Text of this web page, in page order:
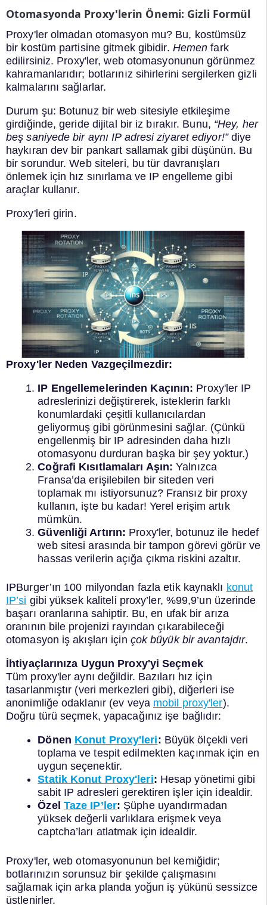
Otomasyonda Proxy'lerin Önemi: Gizli Formül
Proxy'ler olmadan otomasyon mu? Bu, kostümsüz
bir kostüm partisine gitmek gibidir. Hemen fark
edilirsiniz. Proxy'ler, web otomasyonunun görünmez
kahramanlarıdır; botlarınız sihirlerini sergilerken gizli
kalmalarını sağlarlar.
Durum şu: Botunuz bir web sitesiyle etkileşime
girdiğinde, geride dijital bir iz bırakır. Bunu, “Hey, her
beş saniyede bir aynı IP adresi ziyaret ediyor!”diye
haykıran dev bir pankart sallamak gibi düşünün. Bu
bir sorundur. Web siteleri, bu tür davranışları
önlemek için hız sınırlama ve IP engelleme gibi
araçlar kullanır.
Proxy'leri girin.
Proxy'ler Neden Vazgeçilmezdir:
IP Engellemelerinden Kaçının: Proxy'ler IP
adreslerinizi değiştirerek, isteklerin farklı
konumlardaki çeşitli kullanıcılardan
geliyormuş gibi görünmesini sağlar. (Çünkü
engellenmiş bir IP adresinden daha hızlı
otomasyonu durduran başka bir şey yoktur.)
Coğrafi Kısıtlamaları Aşın: Yalnızca
Fransa’da erişilebilen bir siteden veri
toplamak mı istiyorsunuz? Fransız bir proxy
kullanın, işte bu kadar! Yerel erişim artık
mümkün.
Güvenliği Artırın: Proxy'ler, botunuz ile hedef
web sitesi arasında bir tampon görevi görür ve
hassas verilerin açığa çıkma riskini azaltır.
IPBurger’ın 100 milyondan fazla etik kaynaklı konut
IP’si gibi yüksek kaliteli proxy’ler, %99,9’un üzerinde
başarı oranlarına sahiptir. Bu, en ufak bir arıza
oranının bile projenizi rayından çıkarabileceği
otomasyon iş akışları için çok büyük bir avantajdır.
İhtiyaçlarınıza Uygun Proxy'yi Seçmek
Tüm proxy'ler aynı değildir. Bazıları hız için
tasarlanmıştır (veri merkezleri gibi), diğerleri ise
anonimliğe odaklanır (ev veya mobil proxy'ler).
Doğru türü seçmek, yapacağınız işe bağlıdır:
Dönen Konut Proxy'leri: Büyük ölçekli veri
toplama ve tespit edilmekten kaçınmak için en
uygun seçenektir.
Statik Konut Proxy'leri: Hesap yönetimi gibi
sabit IP adresleri gerektiren işler için idealdir.
Özel Taze IP’ler: Şüphe uyandırmadan
yüksek değerli varlıklara erişmek veya
captcha’ları atlatmak için idealdir.
Proxy'ler, web otomasyonunun bel kemiğidir;
botlarınızın sorunsuz bir şekilde çalışmasını
sağlamak için arka planda yoğun iş yükünü sessizce
üstlenirler.